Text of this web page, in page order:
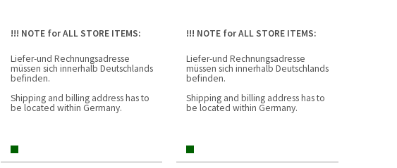
!!! NOTE for ALL STORE ITEMS:
Liefer-und Rechnungsadresse
müssen sich innerhalb Deutschlands
befinden.
Shipping and billing address has to
be located within Germany.
!!! NOTE for ALL STORE ITEMS:
Liefer-und Rechnungsadresse
müssen sich innerhalb Deutschlands
befinden.
Shipping and billing address has to
be located within Germany.